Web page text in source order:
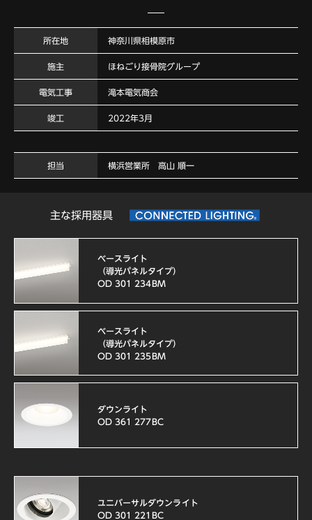
所在地 神奈川県相模原市
施主 ほねごり接骨院グループ
電気工事 滝本電気商会
竣工 2022年3月
担当 横浜営業所 高山 順一
主な採用器具
ベースライト
（導光パネルタイプ）
OD 301 234BM
ベースライト
（導光パネルタイプ）
OD 301 235BM
ダウンライト
OD 361 277BC
ユニバーサルダウンライト
OD 301 221BC